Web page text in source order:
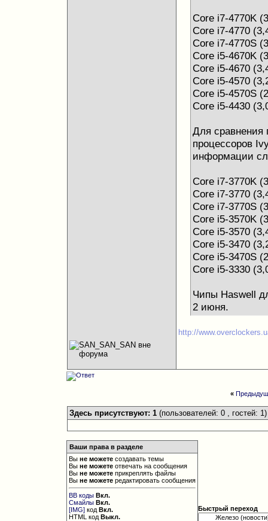
Core i7-4770K
Core i7-4770
Core i7-4770S
Core i5-4670K
Core i5-4670
Core i5-4570
Core i5-4570S
Core i5-4430
Для сравнения
процессоров
информации
Core i7-3770K
Core i7-3770
Core i7-3770S
Core i5-3570K
Core i5-3570
Core i5-3470
Core i5-3470S
Core i5-3330
Чипы Haswell
2 июня.
http://
«
Здесь присутствуют: 1 (пользователей: 0 , гостей: 1)
Ваши права в разделе
Выне можете создавать темы
Выне можете отвечать на сообщения
Выне можете прикреплять файлы
Выне можете редактировать сообщения
BB коды Вкл.
Смайлы Вкл.
[IMG] кодВкл.
HTML кодВыкл.
Быстрый переход